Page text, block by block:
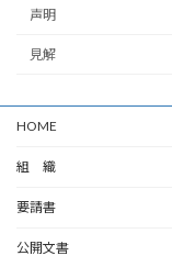
声明
見解
HOME
組 織
要請書
公開文書